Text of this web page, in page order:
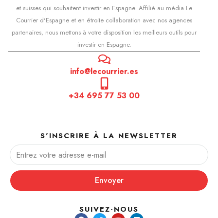
et suisses qui souhaitent investir en Espagne. Affilié au média Le
Courrier d'Espagne et en étroite collaboration avec nos agences
partenaires, nous mettons à votre disposition les meilleurs outils pour
investir en Espagne.
info@lecourrier.es
+34 695 77 53 00
S'INSCRIRE À LA NEWSLETTER
Envoyer
SUIVEZ-NOUS